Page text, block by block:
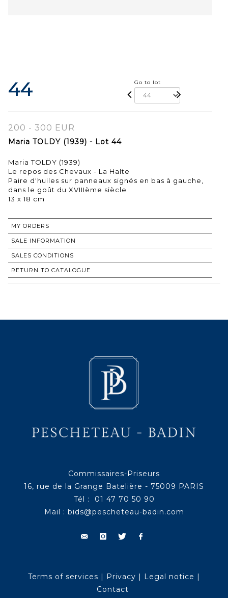
44 Go to lot
200 - 300 EUR
Maria TOLDY (1939) - Lot 44
Maria TOLDY (1939)
Le repos des Chevaux - La Halte
Paire d'huiles sur panneaux signés en bas à gauche,
dans le goût du XVIIIème siècle
13 x 18 cm
MY ORDERS
SALE INFORMATION
SALES CONDITIONS
RETURN TO CATALOGUE
Commissaires-Priseurs
16, rue de la Grange Batelière - 75009 PARIS
Tél : 01 47 70 50 90
Mail : bids@pescheteau-badin.com
Terms of services | Privacy | Legal notice |
Contact